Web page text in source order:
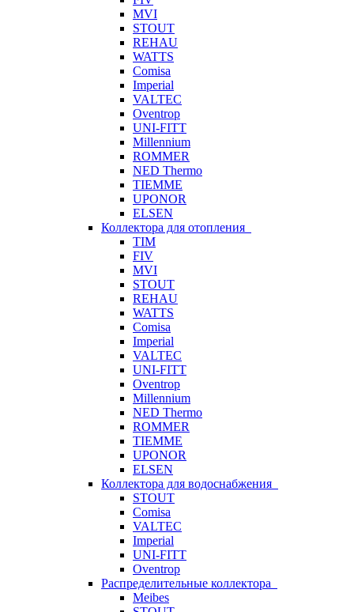
MVI
STOUT
REHAU
WATTS
Comisa
Imperial
VALTEC
Oventrop
UNI-FITT
Millennium
ROMMER
NED Thermo
TIEMME
UPONOR
ELSEN
Коллектора для отопления
TIM
FIV
MVI
STOUT
REHAU
WATTS
Comisa
Imperial
VALTEC
UNI-FITT
Oventrop
Millennium
NED Thermo
ROMMER
TIEMME
UPONOR
ELSEN
Коллектора для водоснабжения
STOUT
Comisa
VALTEC
Imperial
UNI-FITT
Oventrop
Распределительные коллектора
Meibes